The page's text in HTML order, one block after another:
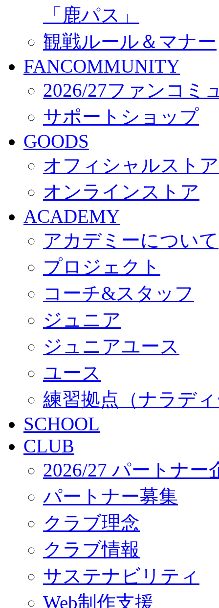
「鹿パス」
観戦ルール＆マナー
FANCOMMUNITY
2026/27ファンコミ
サポートショップ
GOODS
オフィシャルスト
オンラインストア
ACADEMY
アカデミーについて
プロジェクト
コーチ&スタッフ
ジュニア
ジュニアユース
ユース
練習拠点（ナラデ
SCHOOL
CLUB
2026/27 パートナー
パートナー募集
クラブ理念
クラブ情報
サステナビリティ
Web制作支援